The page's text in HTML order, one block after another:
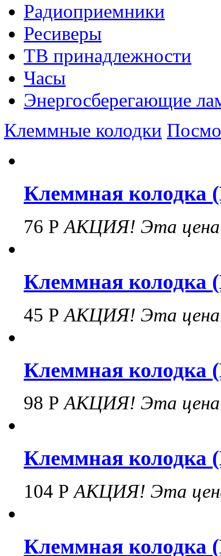
Радиоприемники
Ресиверы
ТВ принадлежности
Часы
Энергосберегающие
Клеммные колодки
Клеммная колодка
76 РАКЦИЯ! Эта
Клеммная колодка
45 РАКЦИЯ! Эта
Клеммная колодка
98 РАКЦИЯ! Эта
Клеммная колодка
104 РАКЦИЯ! Эта
Клеммная колодка